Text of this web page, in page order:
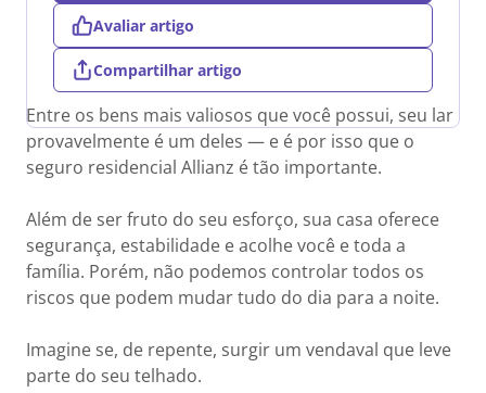
Entre os bens mais valiosos que você possui, seu lar
provavelmente é um deles — e é por isso que o
seguro residencial Allianz é tão importante.
Além de ser fruto do seu esforço, sua casa oferece
segurança, estabilidade e acolhe você e toda a
família. Porém, não podemos controlar todos os
riscos que podem mudar tudo do dia para a noite.
Imagine se, de repente, surgir um vendaval que leve
parte do seu telhado.
Avaliar artigo
Compartilhar artigo